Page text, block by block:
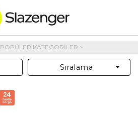
POPÜLER KATEGORİLER
Sıralama